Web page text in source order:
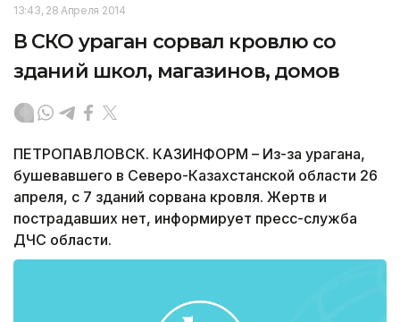
13:43, 28 Апреля 2014
В СКО ураган сорвал кровлю со
зданий школ, магазинов, домов
ПЕТРОПАВЛОВСК. КАЗИНФОРМ – Из-за урагана,
бушевавшего в Северо-Казахстанской области 26
апреля, с 7 зданий сорвана кровля. Жертв и
пострадавших нет, информирует пресс-служба
ДЧС области.